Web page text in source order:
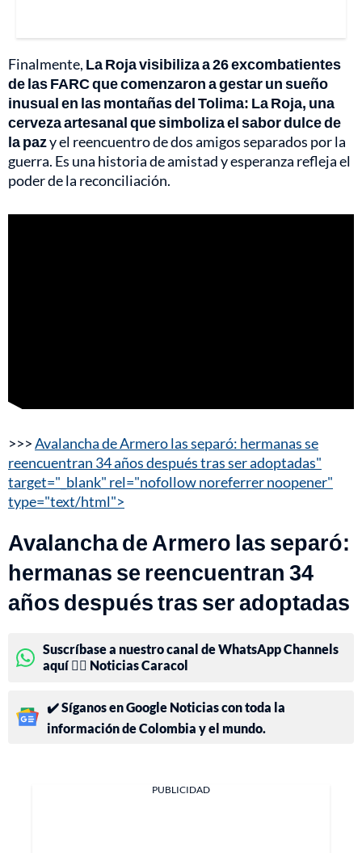
Finalmente, La Roja visibiliza a 26 excombatientes
de las FARC que comenzaron a gestar un sueño
inusual en las montañas del Tolima: La Roja, una
cerveza artesanal que simboliza el sabor dulce de
la pazy el reencuentro de dos amigos separados por la
guerra. Es una historia de amistad y esperanza refleja el
poder de la reconciliación.
>>>Avalancha de Armero las separó: hermanas se
reencuentran 34 años después tras ser adoptadas"
target="_blank" rel="nofollow noreferrer noopener"
type="text/html">
Avalancha de Armero las separó:
hermanas se reencuentran 34
años después tras ser adoptadas
Suscríbase a nuestro canal de WhatsApp Channels
aquí 👉🏻 Noticias Caracol
✔️ Síganos en Google Noticias con toda la
información de Colombia y el mundo.
PUBLICIDAD